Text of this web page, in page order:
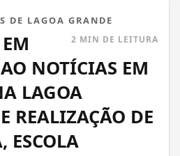
DE LAGOA GRANDE
2 MIN DE LEITURA
NOTÍCIAS EM
LAGOA
REALIZAÇÃO DE
ESCOLA